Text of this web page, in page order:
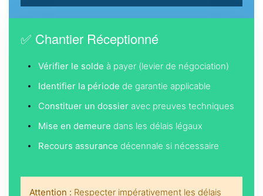
✅ Chantier Réceptionné
Vérifier le solde à payer (levier de négociation)
Identifier la période de garantie applicable
Constituer un dossier avec preuves techniques
Mise en demeure dans les délais légaux
Recours assurance décennale si nécessaire
Attention : Respecter impérativement les délais